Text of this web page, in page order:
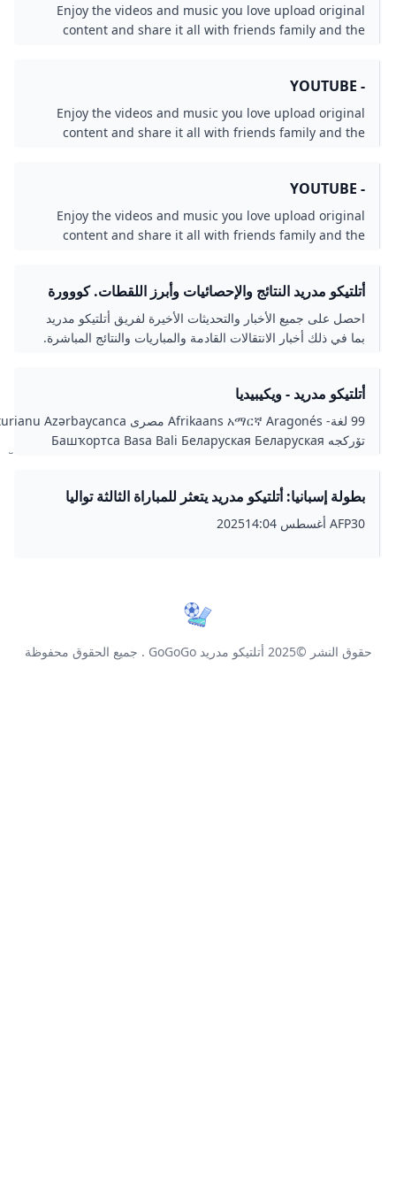
bokmål ਪੰਜਾਬੀ Polski Português Runa Simi Română Русский
Srpskohrvatski / српскохрватски Simple English
Slovenščina Shqip Српски / srpski Sunda Svenska Kiswahili
Enjoy the videos and music you love upload
content and share it all with friends family and
world on
Enjoy the videos and music you love upload
content and share it all with friends family and
world on
Enjoy the videos and music you love upload
content and share it all with friends family and
world on
مدريد النتائج والإحصائيات وأبرز اللقطات. كووورة
على جميع الأخبار والتحديثات الأخيرة لفريق أتلتيكو مدريد
في ذلك أخبار الانتقالات القادمة والمباريات والنتائج المباشرة.
مدريد - ويكيبيديا
99 لغة- Afrikaans አማርኛ Aragonés مصرى Asturianu Azərbaycanca
تۆرکجه Башҡортса Basa Bali Беларуская Беларуская
Español Eesti Euskara Estremeñu فارسی Suomi Føroyskt Français
Gaeilge Galego Hawaiʻi עברית हिन्दी Hrvatski Magyar Հայերեն
Interlingua Bahasa Indonesia Íslenska Italiano 日本語
ქართული Qaraqalpaqsha Қазақша Yerwa Kanuri 한국어
Napulitano Plattdüütsch नेपाली Nederlands Norsk nynorsk
Srpskohrvatski / српскохрватски Simple English
إسبانيا: أتلتيكو مدريد يتعثر للمباراة الثالثة تواليا
النشر ©2025 أتلتيكو مدريد GoGoGo . جميع الحقوق محفوظة